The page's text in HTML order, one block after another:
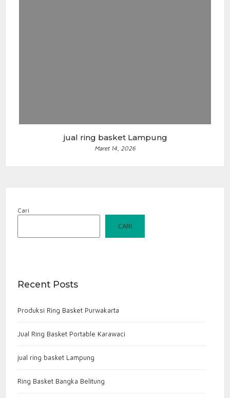
jual ring basket Lampung
Maret 14, 2026
Cari
CARI
Recent Posts
Produksi Ring Basket Purwakarta
Jual Ring Basket Portable Karawaci
jual ring basket Lampung
Ring Basket Bangka Belitung